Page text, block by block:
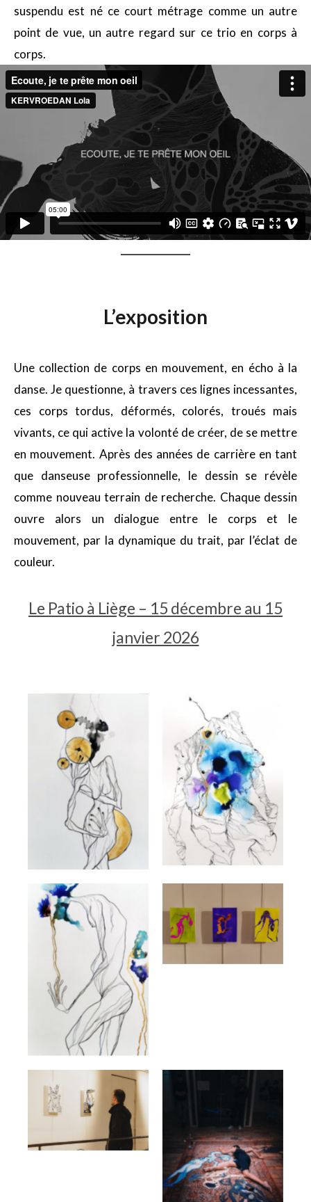
suspendu est né ce court métrage comme un autre
point de vue, un autre regard sur ce trio en corps à
corps.
L’exposition
Une collection de corps en mouvement, en écho à la
danse. Je questionne, à travers ces lignes incessantes,
ces corps tordus, déformés, colorés, troués mais
vivants, ce qui active la volonté de créer, de se mettre
en mouvement. Après des années de carrière en tant
que danseuse professionnelle, le dessin se révèle
comme nouveau terrain de recherche. Chaque dessin
ouvre alors un dialogue entre le corps et le
mouvement, par la dynamique du trait, par l’éclat de
couleur.
Le Patio à Liège – 15 décembre au 15
janvier 2026